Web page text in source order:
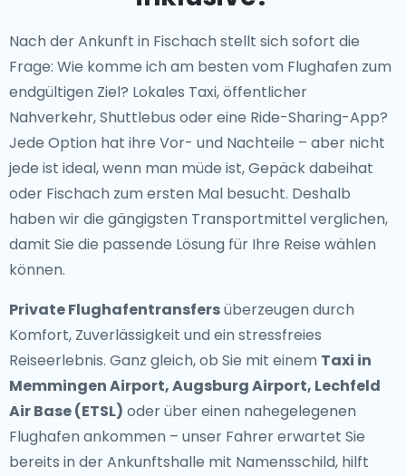
Nach der Ankunft in Fischach stellt sich sofort die
Frage: Wie komme ich am besten vom Flughafen zum
endgültigen Ziel? Lokales Taxi, öffentlicher
Nahverkehr, Shuttlebus oder eine Ride-Sharing-App?
Jede Option hat ihre Vor- und Nachteile – aber nicht
jede ist ideal, wenn man müde ist, Gepäck dabeihat
oder Fischach zum ersten Mal besucht. Deshalb
haben wir die gängigsten Transportmittel verglichen,
damit Sie die passende Lösung für Ihre Reise wählen
können.
Private Flughafentransfersüberzeugen durch
Komfort, Zuverlässigkeit und ein stressfreies
Reiseerlebnis. Ganz gleich, ob Sie mit einem Taxi in
Memmingen Airport, Augsburg Airport, Lechfeld
Air Base (ETSL) oder über einen nahegelegenen
Flughafen ankommen – unser Fahrer erwartet Sie
bereits in der Ankunftshalle mit Namensschild, hilft